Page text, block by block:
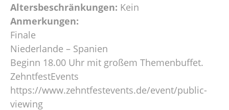
Altersbeschränkungen: Kein
Anmerkungen:
Finale
Niederlande – Spanien
Beginn 18.00 Uhr mit großem Themenbuffet.
ZehntfestEvents
https://www.zehntfestevents.de/event/public-
viewing